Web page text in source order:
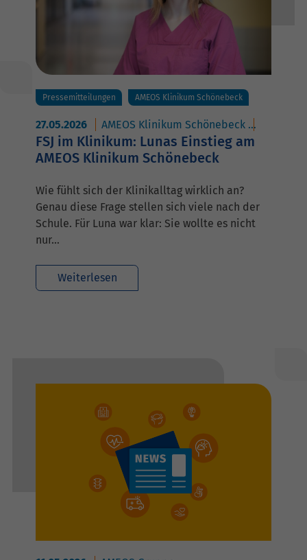
Pressemitteilungen AMEOS Klinikum Schönebeck
27.05.2026 AMEOS Klinikum Schönebeck
FSJ im Klinikum: Lunas Einstieg am
AMEOS Klinikum Schönebeck
Wie fühlt sich der Klinikalltag wirklich an?
Genau diese Frage stellen sich viele nach der
Schule. Für Luna war klar: Sie wollte es nicht
nur…
Weiterlesen